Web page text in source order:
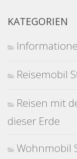
KATEGORIEN
Reisemobil
Reisen mit
dieser Erde
Wohnmobil